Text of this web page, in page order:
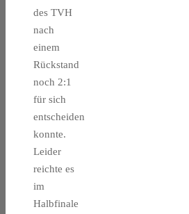
des TVH
nach
einem
Rückstand
noch 2:1
für sich
entscheiden
konnte.
Leider
reichte es
im
Halbfinale